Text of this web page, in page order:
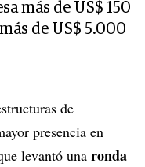
más de US$ 150
de US$ 5.000
de
presencia en
levantó una ronda